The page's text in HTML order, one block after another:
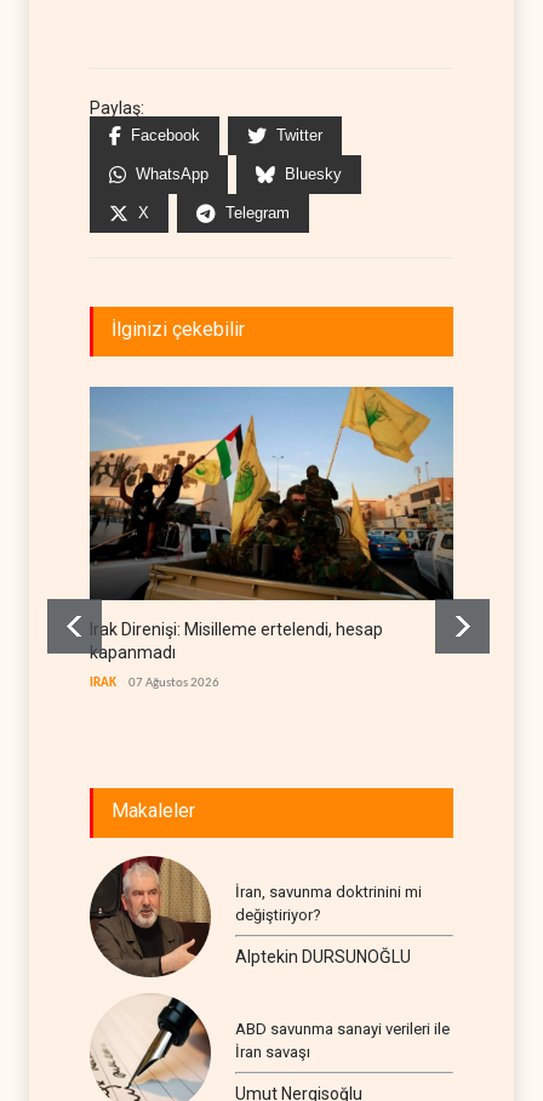
Paylaş:
Facebook Twitter
WhatsApp Bluesky
X Telegram
İlginizi çekebilir
Irak Direnişi: Misilleme ertelendi, hesap
kapanmadı
IRAK 07 Ağustos 2026
Makaleler
İran, savunma doktrinini mi
değiştiriyor?
Alptekin DURSUNOĞLU
ABD savunma sanayi verileri ile
İran savaşı
Umut Nergisoğlu